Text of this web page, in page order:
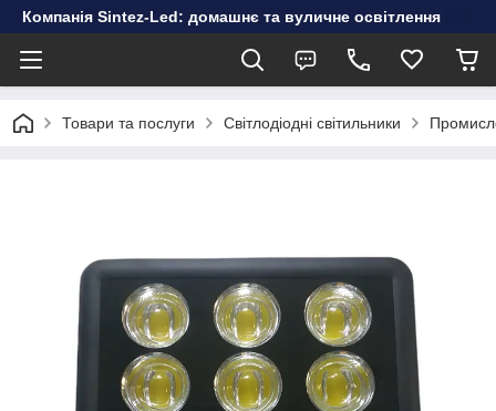
Компанія Sintez-Led: домашнє та вуличне освітлення
Товари та послуги Світлодіодні світильники